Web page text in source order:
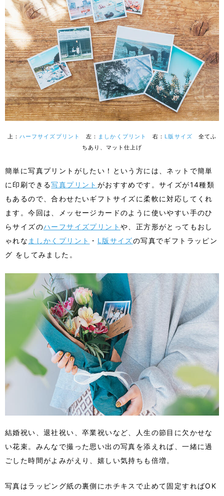
上： ハーフサイズプリント 左： ましかくプリント 右： L版サイズ 全てふ
ちあり、マット仕上げ
簡単に写真プリントがしたい！という方には、ネットで簡単
に印刷できる写真プリント がおすすめです。サイズが14種類
もあるので、合わせたいギフトサイズに柔軟に対応してくれ
ます。今回は、メッセージカードのように使いやすい手のひ
らサイズのハーフサイズプリント や、正方形がとってもおし
ゃれな ましかくプリント ・ L版サイズの写真でギフトラッピン
グ をしてみました。
結婚祝い、退社祝い、卒業祝いなど、人生の節目に欠かせな
い花束。みんなで撮った思い出の写真を添えれば、一緒に過
ごした時間がよみがえり、嬉しい気持ちも倍増。
写真はラッピング紙の裏側にホチキスで止めて固定すればOK